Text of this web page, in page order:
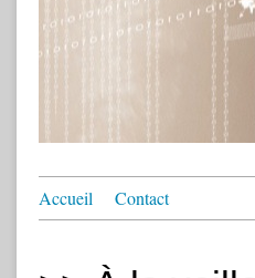
Accueil Contact